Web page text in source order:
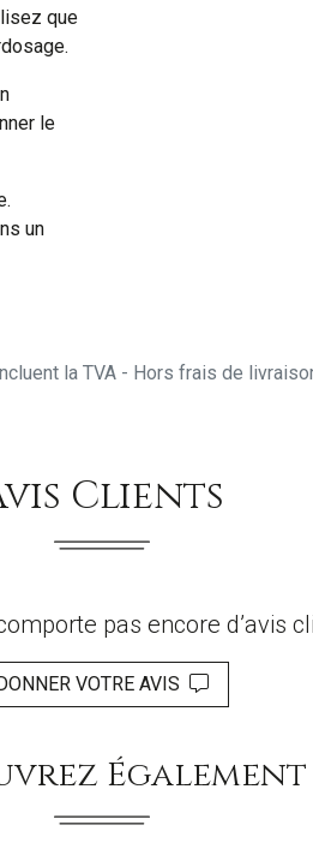
que
le
un
la TVA - Hors frais de
Clients
pas encore d’avis
VOTRE AVIS
Également